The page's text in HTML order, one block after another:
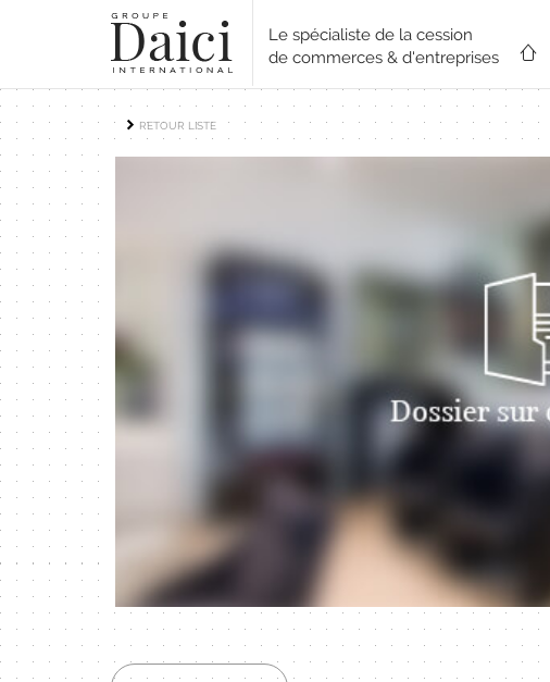
Le spécialiste de la cession
de commerces & d'entreprises
RETOUR LISTE